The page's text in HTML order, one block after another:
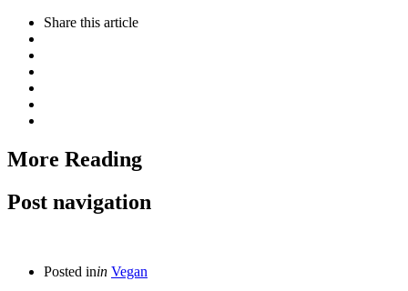
Share this article
More Reading
Post navigation
Posted inin Vegan